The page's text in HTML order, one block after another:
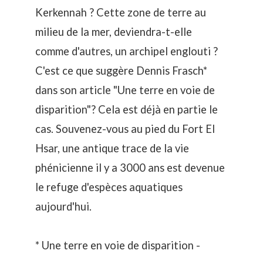
Kerkennah ? Cette zone de terre au
milieu de la mer, deviendra-t-elle
comme d'autres, un archipel englouti ?
C'est ce que suggère Dennis Frasch*
dans son article "Une terre en voie de
disparition"? Cela est déjà en partie le
cas. Souvenez-vous au pied du Fort El
Hsar, une antique trace de la vie
phénicienne il y a 3000 ans est devenue
le refuge d'espèces aquatiques
aujourd'hui.
* Une terre en voie de disparition -